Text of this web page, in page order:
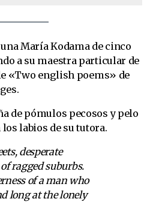
María Kodama de cinco
a su maestra particular de
«Two english poems» de
de pómulos pecosos y pelo
labios de su tutora.
desperate
ragged suburbs.
of a man who
long at the lonely